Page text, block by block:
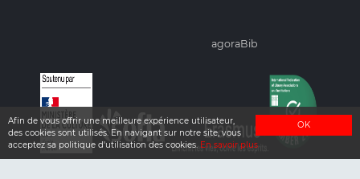
OK
Afin de vous offrir une meilleure expérience utilisateur,
des cookies sont utilisés. En navigant sur notre site, vous
acceptez sa politique d'utilisation des cookies. En savoir plus
agoraBib